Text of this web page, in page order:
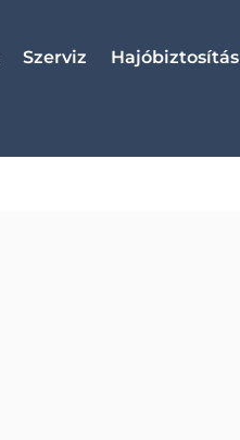
Szerviz Hajóbiztosítás